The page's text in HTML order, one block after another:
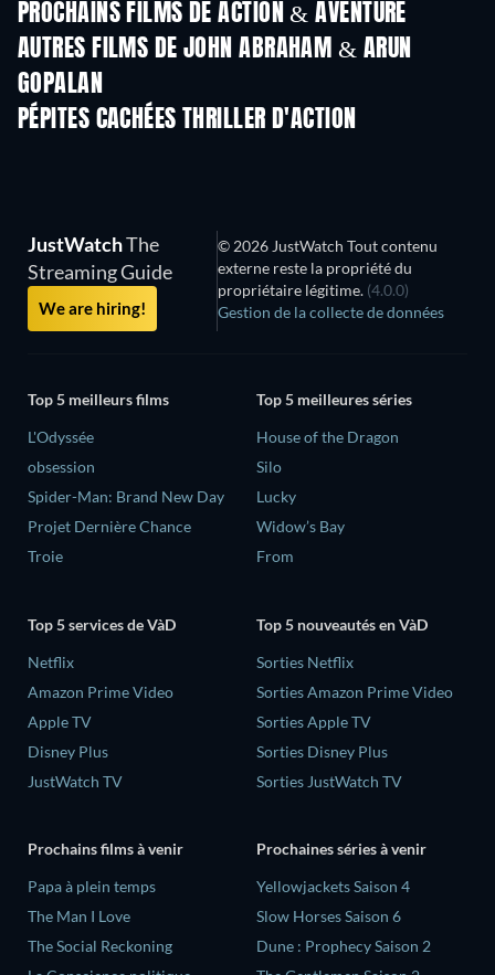
PROCHAINS FILMS DE ACTION & AVENTURE
AUTRES FILMS DE JOHN ABRAHAM & ARUN
GOPALAN
PÉPITES CACHÉES THRILLER D'ACTION
JustWatchThe
Streaming Guide
We are hiring!
© 2026 JustWatch Tout contenu
externe reste la propriété du
propriétaire légitime. (4.0.0)
Gestion de la collecte de données
Top 5 meilleurs films
L'Odyssée
obsession
Spider-Man: Brand New Day
Projet Dernière Chance
Troie
Top 5 meilleures séries
House of the Dragon
Silo
Lucky
Widow’s Bay
From
Top 5 services de VàD
Netflix
Amazon Prime Video
Apple TV
Disney Plus
JustWatch TV
Top 5 nouveautés en VàD
Sorties Netflix
Sorties Amazon Prime Video
Sorties Apple TV
Sorties Disney Plus
Sorties JustWatch TV
Prochains films à venir
‎Papa à plein temps
The Man I Love
The Social Reckoning
Prochaines séries à venir
Yellowjackets Saison 4
Slow Horses Saison 6
Dune : Prophecy Saison 2